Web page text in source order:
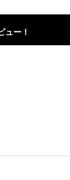
ュー！